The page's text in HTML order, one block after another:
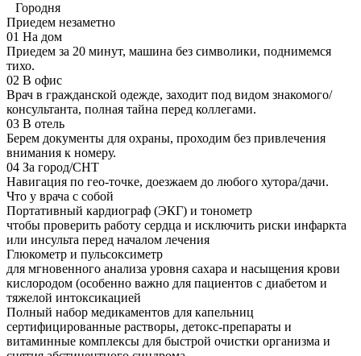
Городня
Приедем незаметно
01 На дом
Приедем за 20 минут, машина без символики, поднимемся
тихо.
02 В офис
Врач в гражданской одежде, заходит под видом знакомого/
консультанта, полная тайна перед коллегами.
03 В отель
Берем документы для охраны, проходим без привлечения
внимания к номеру.
04 За город/СНТ
Навигация по гео-точке, доезжаем до любого хутора/дачи.
Что у врача с собой
Портативный кардиограф (ЭКГ) и тонометр
чтобы проверить работу сердца и исключить риски инфаркта
или инсульта перед началом лечения
Глюкометр и пульсоксиметр
для мгновенного анализа уровня сахара и насыщения крови
кислородом (особенно важно для пациентов с диабетом и
тяжелой интоксикацией
Полный набор медикаментов для капельниц
сертифицированные растворы, детокс-препараты и
витаминные комплексы для быстрой очистки организма и